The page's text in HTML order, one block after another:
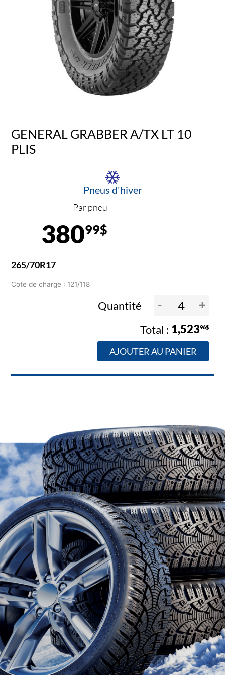
GENERAL GRABBER A/TX LT 10
PLIS
Pneus d'hiver
Par pneu
38099$
265/70R17
Cote de charge : 121/118
Quantité - +
1,52396$
AJOUTER AU PANIER